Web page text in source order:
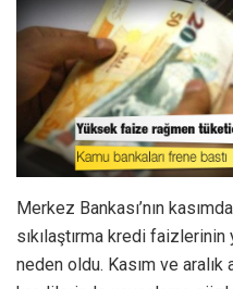
Merkez Bankası’nın
sıkılaştırma kredi
neden oldu. Kasım ve